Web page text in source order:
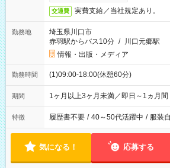
交通費 実費支給／当社規定あり。
勤務地
埼玉県川口市
赤羽駅からバス10分 / 川口元郷駅
情報・出版・メディア
勤務時間 (1)09:00-18:00(休憩60分)
期間 1ヶ月以上3ヶ月未満／即日～1ヵ月間
特徴 履歴書不要 / 40～50代活躍中 / 服装
気になる！ 応募する